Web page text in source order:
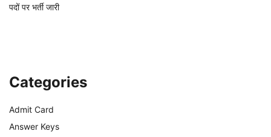
पदों पर भर्ती जारी
Categories
Admit Card
Answer Keys